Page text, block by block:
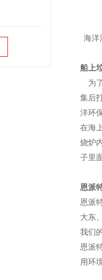
海洋
船上
为了
集后
洋环
在海
烧炉
子里
恩派
恩派
大东
我们
恩派
用环